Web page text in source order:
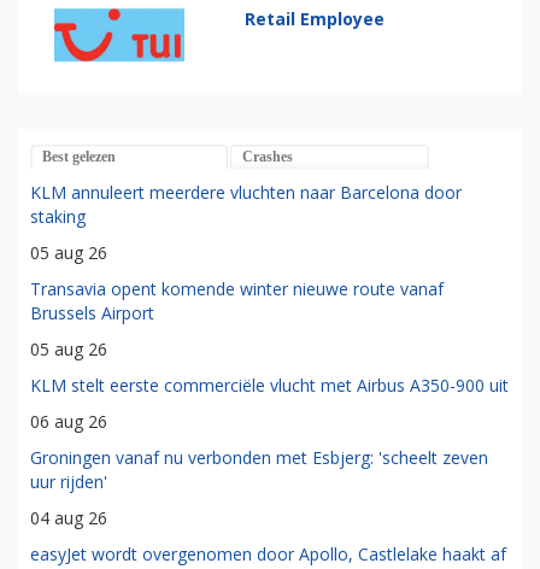
Retail Employee
Best gelezen Crashes
KLM annuleert meerdere vluchten naar Barcelona door
staking
05 aug 26
Transavia opent komende winter nieuwe route vanaf
Brussels Airport
05 aug 26
KLM stelt eerste commerciële vlucht met Airbus A350-900 uit
06 aug 26
Groningen vanaf nu verbonden met Esbjerg: 'scheelt zeven
uur rijden'
04 aug 26
easyJet wordt overgenomen door Apollo, Castlelake haakt af